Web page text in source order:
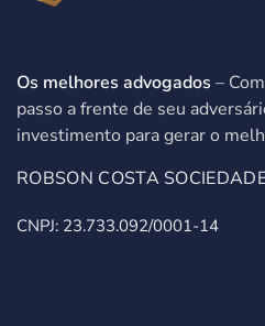
Os melhores advogados –
passo a frente de seu
investimento para gerar o
ROBSON COSTA
CNPJ: 23.733.092/0001-14